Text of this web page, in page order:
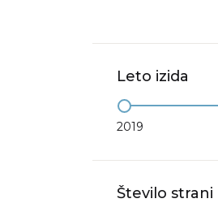
Leto izida
2019
Število strani